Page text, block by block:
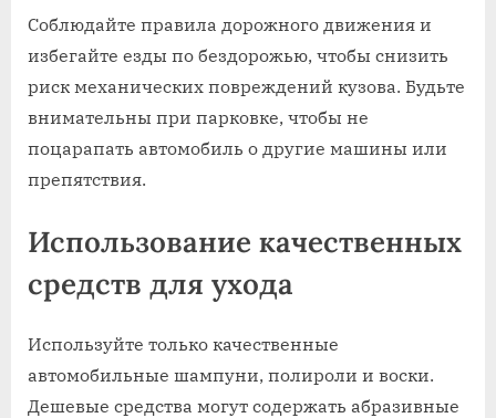
Соблюдайте правила дорожного движения и
избегайте езды по бездорожью‚ чтобы снизить
риск механических повреждений кузова. Будьте
внимательны при парковке‚ чтобы не
поцарапать автомобиль о другие машины или
препятствия.
Использование качественных
средств для ухода
Используйте только качественные
автомобильные шампуни‚ полироли и воски.
Дешевые средства могут содержать абразивные